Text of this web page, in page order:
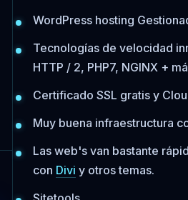
WordPress hosting
Tecnologías de velocidad
HTTP / 2, PHP7, NGINX +
Certificado SSL gratis y
Muy buena infraestructura
Las web's van bastante
con Divi y otros temas.